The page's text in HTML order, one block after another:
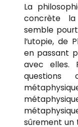
La
concrète
semble
l’utopie, de
en passant
avec elles.
questions
sûrement un